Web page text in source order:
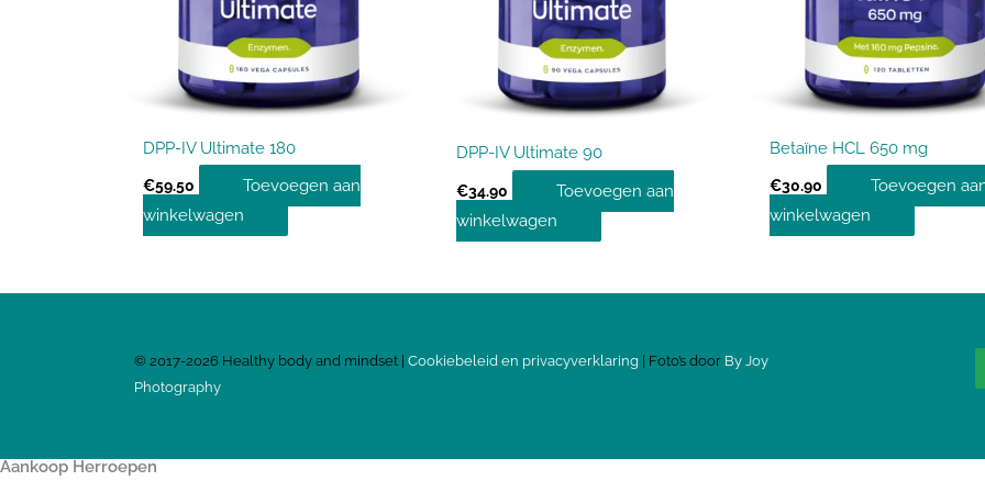
DPP-IV Ultimate 180
€59.50
Toevoegen aan
winkelwagen
DPP-IV Ultimate 90
€34.90
Toevoegen aan
winkelwagen
Betaïne HCL 650 mg
€30.90
Toevoegen
winkelwagen
© 2017-2026 Healthy body and mindset | Cookiebeleid en privacyverklaring | Foto’s door By Joy
Photography
Aankoop Herroepen